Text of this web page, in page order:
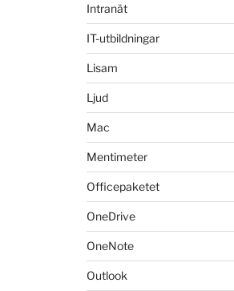
Intranät
IT-utbildningar
Lisam
Ljud
Mac
Mentimeter
Officepaketet
OneDrive
OneNote
Outlook